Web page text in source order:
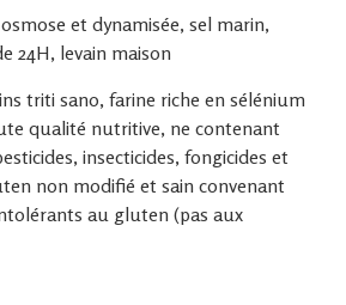
et dynamisée, sel marin,
24H, levain maison
triti sano, farine riche en sélénium
qualité nutritive, ne contenant
insecticides, fongicides et
non modifié et sain convenant
au gluten (pas aux